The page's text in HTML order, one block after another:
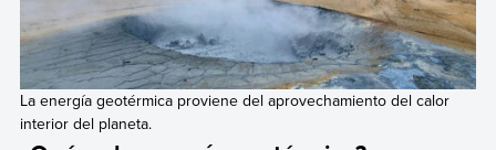
La energía geotérmica proviene del aprovechamiento del calor
interior del planeta.